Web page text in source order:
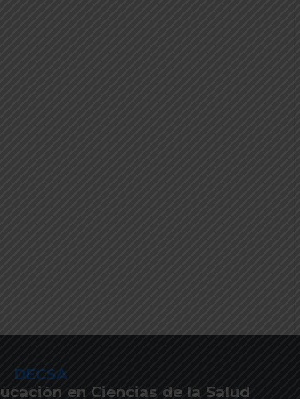
DECSA
en Ciencias de la Salud